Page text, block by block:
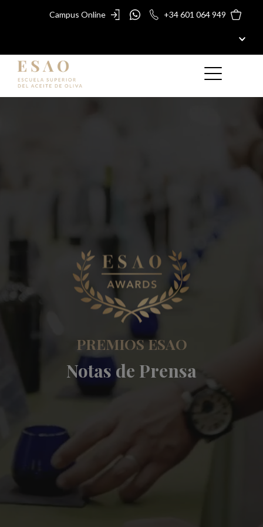
Campus Online +34 601 064 949
ESAO
PREMIOS ESAO
Notas de Prensa